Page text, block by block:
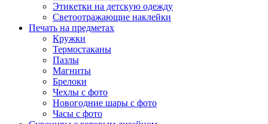
Этикетки на детскую одежду
Светоотражающие наклейки
Печать на предметах
Кружки
Термостаканы
Пазлы
Магниты
Брелоки
Чехлы с фото
Новогодние шары с фото
Часы с фото